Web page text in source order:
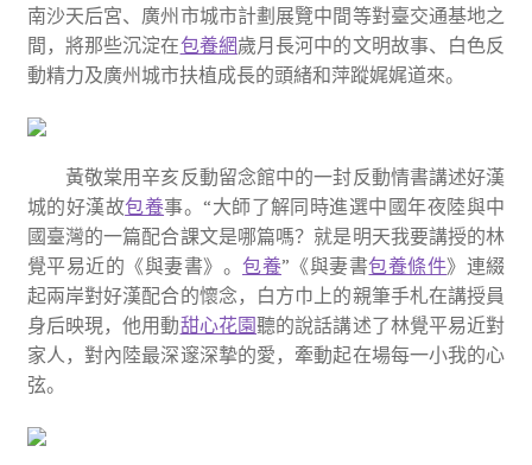
南沙天后宮、廣州市城市計劃展覽中間等對臺交通基地之
間，將那些沉淀在包養網歲月長河中的文明故事、白色反
動精力及廣州城市扶植成長的頭緒和萍蹤娓娓道來。
黃敬棠用辛亥反動留念館中的一封反動情書講述好漢
城的好漢故包養事。“大師了解同時進選中國年夜陸與中
國臺灣的一篇配合課文是哪篇嗎？就是明天我要講授的林
覺平易近的《與妻書》。包養”《與妻書包養條件》連綴
起兩岸對好漢配合的懷念，白方巾上的親筆手札在講授員
身后映現，他用動甜心花園聽的說話講述了林覺平易近對
家人，對內陸最深邃深摯的愛，牽動起在場每一小我的心
弦。